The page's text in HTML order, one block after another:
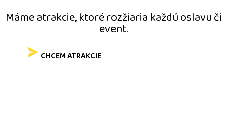
Máme atrakcie, ktoré rozžiaria každú oslavu či
event.
CHCEM ATRAKCIE